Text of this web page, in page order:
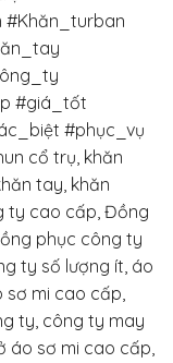
#giá_tốt
#phục_vụ
cổ trụ, khăn
tay, khăn
ty cao cấp, Đồng
phục công ty
ty số lượng ít, áo
sơ mi cao cấp,
ty, công ty may
áo sơ mi cao cấp,